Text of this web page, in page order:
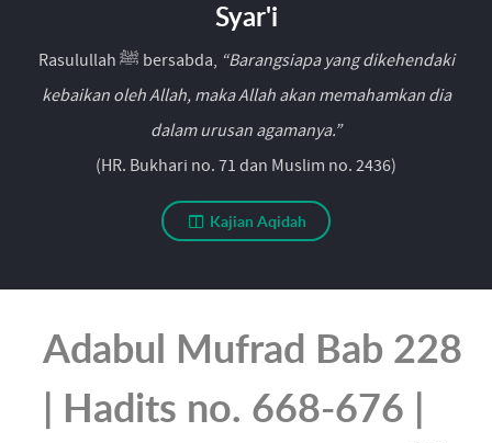
Syar'i
Rasulullah ﷺ bersabda, “Barangsiapa yang dikehendaki
kebaikan oleh Allah, maka Allah akan memahamkan dia
dalam urusan agamanya.”
(HR. Bukhari no. 71 dan Muslim no. 2436)
Kajian Aqidah
Adabul Mufrad Bab 228
| Hadits no. 668-676 |